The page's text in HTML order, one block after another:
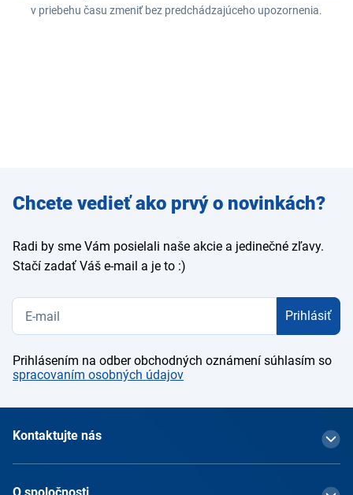
v priebehu času zmeniť bez predchádzajúceho upozornenia.
Zadajte
e-mail
Chcete vedieť ako prvý o novinkách?
Radi by sme Vám posielali naše akcie a jedinečné zľavy.
Stačí zadať Váš e-mail a je to :)
Prihlásiť
Prihlásením na odber obchodných oznámení súhlasím so
spracovaním osobných údajov
Kontaktujte nás
O spoločnosti